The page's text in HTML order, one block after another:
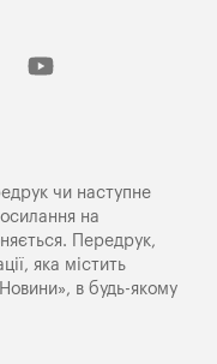
чи наступне
на
Передрук,
яка містить
в будь-якому